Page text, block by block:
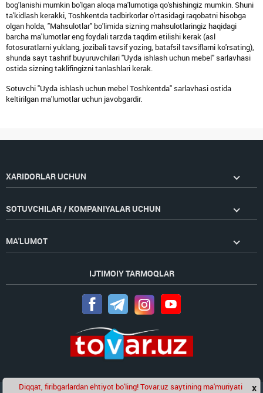
bog'lanishi mumkin bo'lgan aloqa ma'lumotiga qo'shishingiz mumkin. Shuni
ta'kidlash kerakki, Toshkentda tadbirkorlar o'rtasidagi raqobatni hisobga
olgan holda, "Mahsulotlar" bo'limida sizning mahsulotlaringiz haqidagi
barcha ma'lumotlar eng foydali tarzda taqdim etilishi kerak (asl
fotosuratlarni yuklang, jozibali tavsif yozing, batafsil tavsiflarni ko'rsating),
shunda sayt tashrif buyuruvchilari "Uyda ishlash uchun mebel" sarlavhasi
ostida sizning taklifingizni tanlashlari kerak.
Sotuvchi "Uyda ishlash uchun mebel Toshkentda" sarlavhasi ostida
keltirilgan ma'lumotlar uchun javobgardir.
XARIDORLAR UCHUN
SOTUVCHILAR / KOMPANIYALAR UCHUN
MA'LUMOT
IJTIMOIY TARMOQLAR
Chat x
Diqqat, firibgarlardan ehtiyot bo'ling! Tovar.uz saytining ma'muriyati